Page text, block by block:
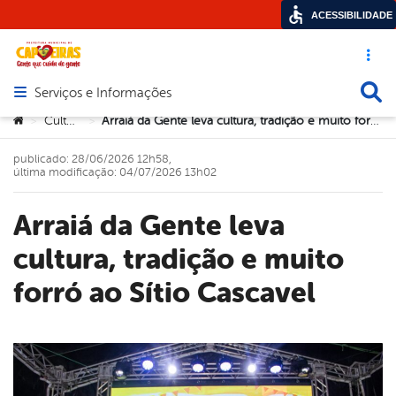
Acesso
Abrir menu principal de navegação
Serviços e Informações
Você está aqui:
> Cultura > Arraiá da Gente leva cultura, tradição e muito forró ao Sítio Cascavel
Arraiá da Gente leva
cultura, tradição e muito
forró ao Sítio Cascavel
publicado: 28/06/2026 12h58,
última modificação: 04/07/2026 13h02
ACESSIBILIDADE